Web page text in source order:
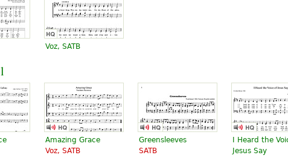
de Creative Commons
contido em artigo do Wikipedia
Voz, SATB
Amazing Grace
Voz, SATB
Greensleeves
SATB
I Heard the
Jesus Say